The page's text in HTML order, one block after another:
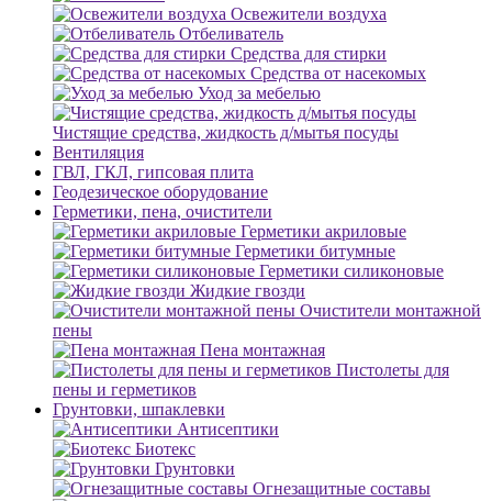
Освежители воздуха
Отбеливатель
Средства для стирки
Средства от насекомых
Уход за мебелью
Чистящие средства, жидкость д/мытья посуды
Вентиляция
ГВЛ, ГКЛ, гипсовая плита
Геодезическое оборудование
Герметики, пена, очистители
Герметики акриловые
Герметики битумные
Герметики силиконовые
Жидкие гвозди
Очистители монтажной
пены
Пена монтажная
Пистолеты для
пены и герметиков
Грунтовки, шпаклевки
Антисептики
Биотекс
Грунтовки
Огнезащитные составы